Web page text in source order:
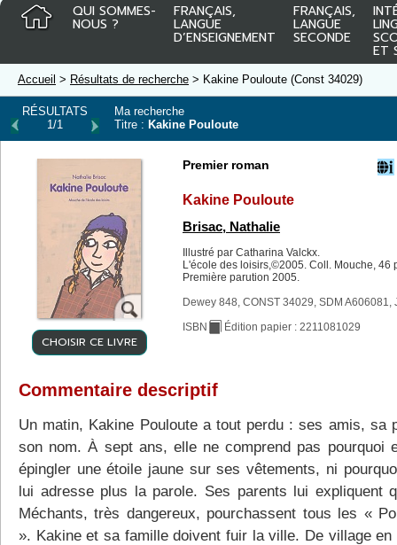
QUI SOMMES-
NOUS ?
FRANÇAIS,
LANGUE
D’ENSEIGNEMENT
FRANÇAIS,
LANGUE
SECONDE
ET
Accueil > Résultats de recherche > Kakine Pouloute (Const 34029)
RÉSULTATS
1/1
Ma recherche
Titre : Kakine Pouloute
CHOISIR CE LIVRE
Premier roman
Kakine Pouloute
Brisac, Nathalie
Illustré par Catharina Valckx.
L'école des loisirs,©2005. Coll. Mouche, 46
Première parution 2005.
Dewey 848, CONST 34029, SDM A606081,
ISBN Édition papier : 2211081029
Commentaire descriptif
Un matin, Kakine Pouloute a tout perdu : ses amis, sa
son nom. À sept ans, elle ne comprend pas pourquoi
épingler une étoile jaune sur ses vêtements, ni
lui adresse plus la parole. Ses parents lui expliquent
Méchants, très dangereux, pourchassent tous les «
». Kakine et sa famille doivent fuir la ville. De village en